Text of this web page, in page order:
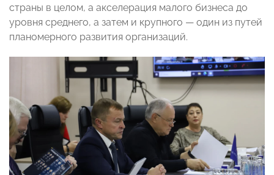
страны в целом, а акселерация малого бизнеса до
уровня среднего, а затем и крупного — один из путей
планомерного развития организаций.